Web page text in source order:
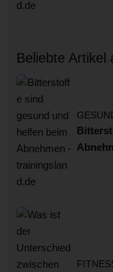
Beliebte Artikel